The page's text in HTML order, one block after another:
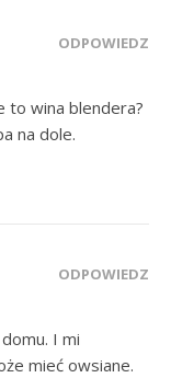
ODPOWIEDZ
to wina blendera?
na dole.
ODPOWIEDZ
I mi
mieć owsiane.